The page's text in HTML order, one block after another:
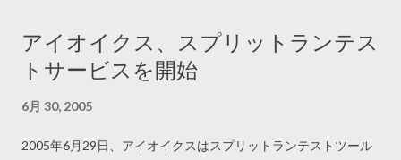
アイオイクス、スプリットランテス
トサービスを開始
6月 30, 2005
2005年6月29日、アイオイクスはスプリットランテストツール